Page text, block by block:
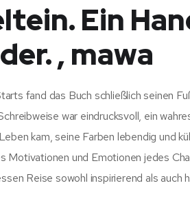
Ein
, mawa
fand das Buch schließlich seinen
war eindrucksvoll, ein
kam, seine Farben lebendig und
Motivationen und Emotionen jedes
Reise sowohl inspirierend als auch